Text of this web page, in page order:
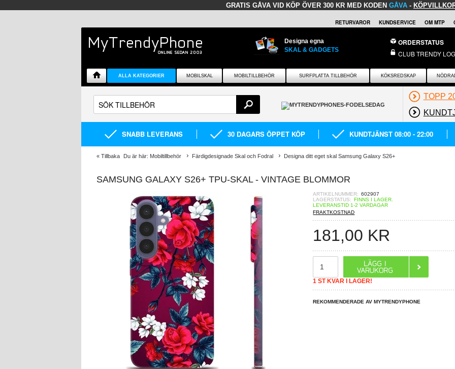
GRATIS GÅVA VID KÖP ÖVER 300 KR MED KODEN GÅVA -
RETURVAROR KUNDSERVICE OM MTP
Designa egna
SKAL & GADGETS
ORDERSTATUS
CLUB TRENDY
ALLA KATEGORIER MOBILSKAL MOBILTILLBEHÖR SURFPLATTA TILLBEHÖR KÖKSREDSKAP
TOPP
SNABB LEVERANS 30 DAGARS ÖPPET KÖP KUNDTJÄNST 08:00 - 22:00
« Tillbaka Du är här: Mobiltillbehör Färdigdesignade Skal och Fodral Designa ditt eget skal Samsung Galaxy S26+
SAMSUNG GALAXY S26+ TPU-SKAL - VINTAGE BLOMMOR
ARTIKELNUMMER: 602907
LAGERSTATUS: FINNS I LAGER.
LEVERANSTID 1-2 VARDAGAR
FRAKTKOSTNAD
181,00 KR
1 ST KVAR I LAGER!
REKOMMENDERADE AV MYTRENDYPHONE